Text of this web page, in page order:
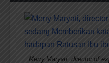
Merry Maryati, director of